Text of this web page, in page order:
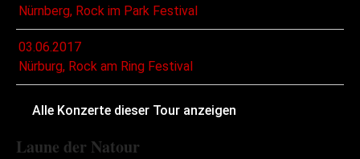
Nürnberg, Rock im Park Festival
03.06.2017
Nürburg, Rock am Ring Festival
Alle Konzerte dieser Tour anzeigen
Laune der Natour